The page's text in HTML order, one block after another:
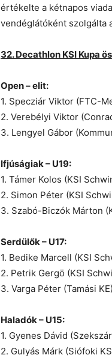
értékelte a kétnapos
vendéglátóként szolgálta
32. Decathlon KSI Kupa
Open – elit:
1. Specziár Viktor (FTC-
2. Verebélyi Viktor
3. Lengyel Gábor
Ifjúságiak – U19:
1. Támer Kolos (KSI
2. Simon Péter (KSI
3. Szabó-Biczók Márton
Serdülők – U17:
1. Bedike Marcell (KSI
2. Petrik Gergö (KSI
3. Varga Péter (Tamási KE)
Haladók – U15:
1. Gyenes Dávid
2. Gulyás Márk (Siófoki